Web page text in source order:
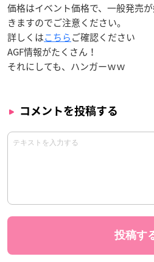
価格はイベント価格で、一般発売
きますのでご注意ください。
詳しくはこちらご確認ください
AGF情報がたくさん！
それにしても、ハンガーｗｗ
コメントを投稿する